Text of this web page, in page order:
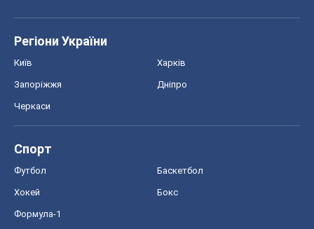
Регіони України
Київ Харків
Запоріжжя Дніпро
Черкаси
Спорт
Футбол Баскетбол
Хокей Бокс
Формула-1